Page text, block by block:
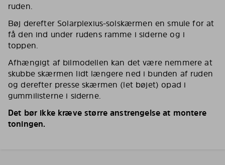
ruden.
Bøj derefter Solarplexius-solskærmen en smule for at
få den ind under rudens ramme i siderne og i
toppen.
Afhængigt af bilmodellen kan det være nemmere at
skubbe skærmen lidt længere ned i bunden af ruden
og derefter presse skærmen (let bøjet) opad i
gummilisterne i siderne.
Det bør ikke kræve større anstrengelse at montere
toningen.